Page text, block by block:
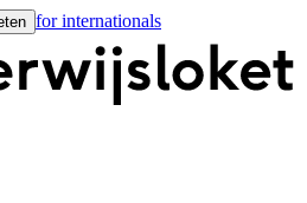
for internationals